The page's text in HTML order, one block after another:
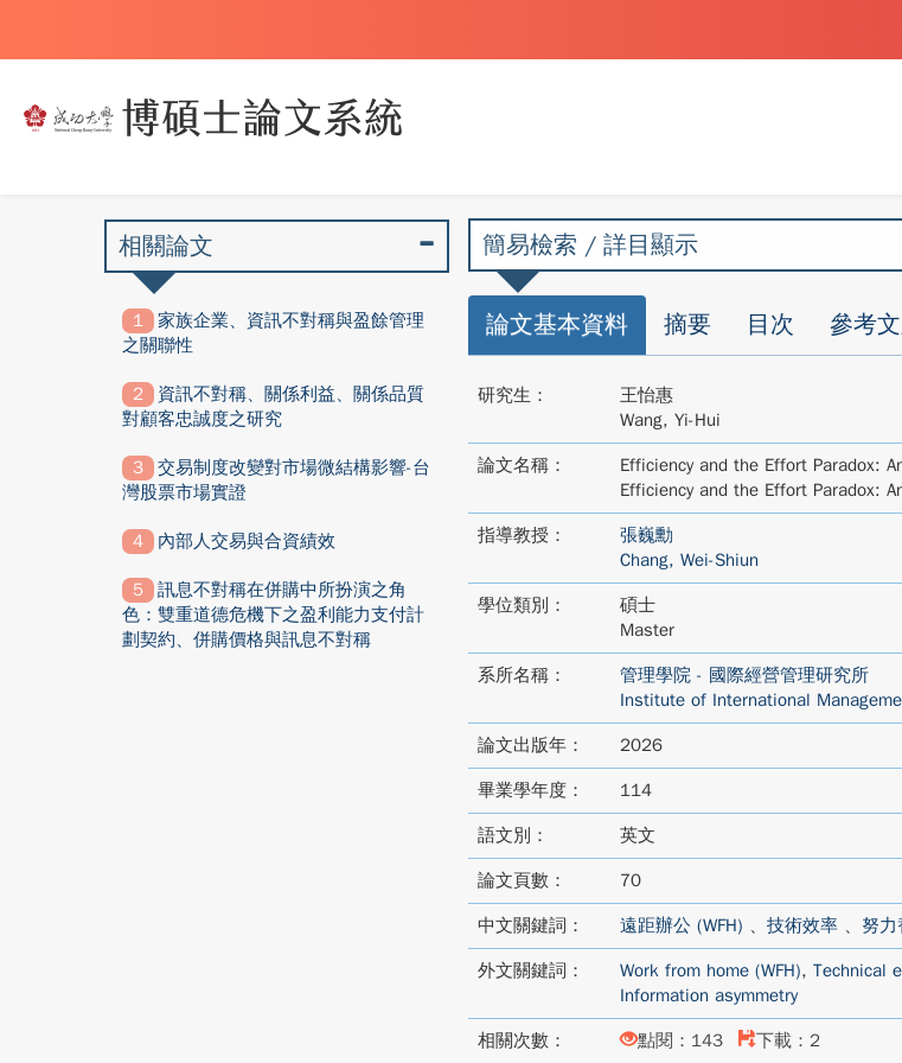
簡易檢索 / 詳目顯示
論文基本資料 摘要 目次 參考
研究生：
王怡惠
Wang, Yi-Hui
論文名稱：
Efficiency and the Effort Paradox:
Efficiency and the Effort Paradox:
指導教授：
張巍勳
Chang, Wei-Shiun
學位類別：
碩士
Master
系所名稱：
管理學院 - 國際經營管理研究所
Institute of International
論文出版年： 2026
畢業學年度： 114
語文別： 英文
論文頁數： 70
中文關鍵詞： 遠距辦公 (WFH) 、 技術效率、 努力
外文關鍵詞： Work from home (WFH), Technical
Information asymmetry
相關次數： 點閱：143 下載：2
相關論文
家族企業、資訊不對稱與盈餘管理
之關聯性
資訊不對稱、關係利益、關係品質
對顧客忠誠度之研究
交易制度改變對市場微結構影響-台
灣股票市場實證
內部人交易與合資績效
訊息不對稱在併購中所扮演之角
色：雙重道德危機下之盈利能力支付計
劃契約、併購價格與訊息不對稱